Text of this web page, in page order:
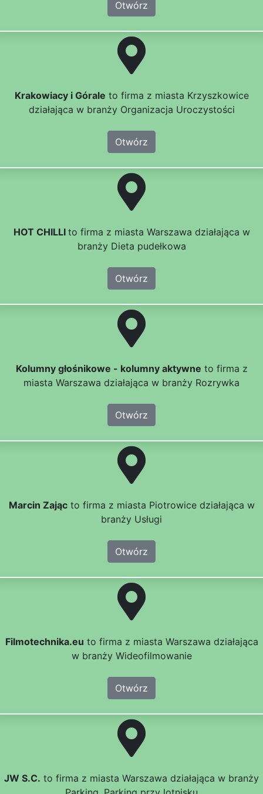
Otwórz
Krakowiacy i Górale to firma z miasta Krzyszkowice
działająca w branży Organizacja Uroczystości
Otwórz
HOT CHILLI to firma z miasta Warszawa działająca w
branży Dieta pudełkowa
Otwórz
Kolumny głośnikowe - kolumny aktywne to firma z
miasta Warszawa działająca w branży Rozrywka
Otwórz
Marcin Zającto firma z miasta Piotrowice działająca w
branży Usługi
Otwórz
Filmotechnika.eu to firma z miasta Warszawa działająca
w branży Wideofilmowanie
Otwórz
JW S.C. to firma z miasta Warszawa działająca w branży